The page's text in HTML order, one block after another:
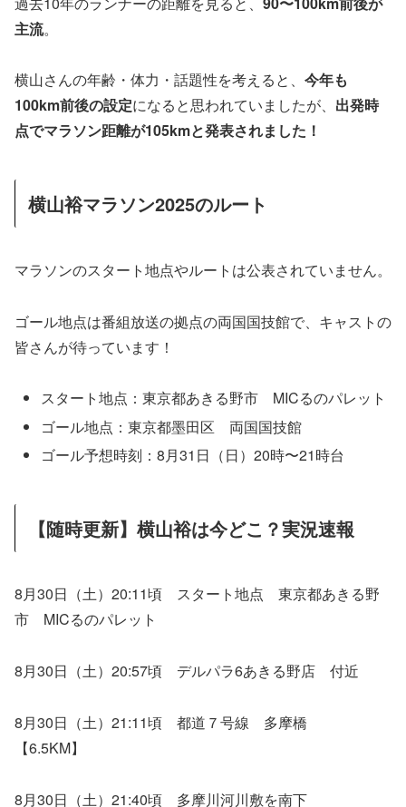
主流。
横山さんの年齢・体力・話題性を考えると、 今年も
100km前後の設定になると思われていましたが、 出発時
点でマラソン距離が105kmと発表されました！
横山裕マラソン2025のルート
マラソンのスタート地点やルートは公表されていません。
ゴール地点は番組放送の拠点の両国国技館で、キャストの
皆さんが待っています！
スタート地点：東京都あきる野市 MICるのパレット
ゴール地点：東京都墨田区 両国国技館
ゴール予想時刻：8月31日（日）20時〜21時台
【随時更新】横山裕は今どこ？実況速報
8月30日（土）20:11頃 スタート地点 東京都あきる野
市 MICるのパレット
8月30日（土）20:57頃 デルパラ6あきる野店 付近
8月30日（土）21:11頃 都道７号線 多摩橋
【6.5KM】
8月30日（土）21:40頃 多摩川河川敷を南下